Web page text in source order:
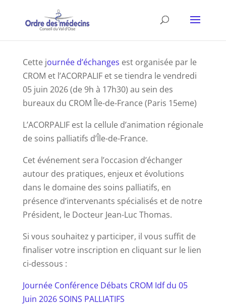
Cette journée d’échanges est organisée par le
CROM et l’ACORPALIF et se tiendra le vendredi
05 juin 2026 (de 9h à 17h30) au sein des
bureaux du CROM Île-de-France (Paris 15eme)
L’ACORPALIF est la cellule d’animation régionale
de soins palliatifs d’Île-de-France.
Cet événement sera l’occasion d’échanger
autour des pratiques, enjeux et évolutions
dans le domaine des soins palliatifs, en
présence d’intervenants spécialisés et de notre
Président, le Docteur Jean-Luc Thomas.
Si vous souhaitez y participer, il vous suffit de
finaliser votre inscription en cliquant sur le lien
ci-dessous :
Journée Conférence Débats CROM Idf du 05
Juin 2026 SOINS PALLIATIFS